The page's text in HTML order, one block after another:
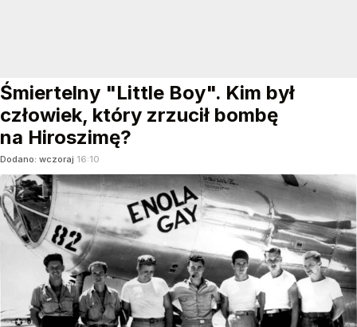
Śmiertelny "Little Boy". Kim był
człowiek, który zrzucił bombę
na Hiroszimę?
Dodano: wczoraj 16:10